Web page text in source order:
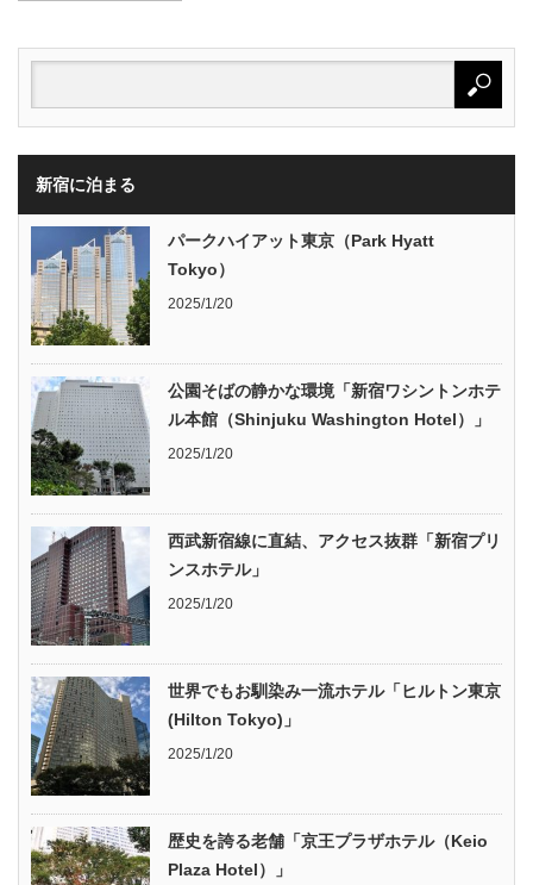
新宿に泊まる
パークハイアット東京（Park Hyatt
Tokyo）
2025/1/20
公園そばの静かな環境「新宿ワシントンホテ
ル本館（Shinjuku Washington Hotel）」
2025/1/20
西武新宿線に直結、アクセス抜群「新宿プリ
ンスホテル」
2025/1/20
世界でもお馴染み一流ホテル「ヒルトン東京
(Hilton Tokyo)」
2025/1/20
歴史を誇る老舗「京王プラザホテル（Keio
Plaza Hotel）」